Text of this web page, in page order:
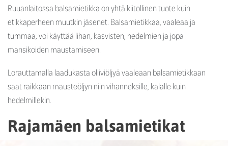
Ruuanlaitossa balsamietikka on yhtä kiitollinen tuote kuin
etikkaperheen muutkin jäsenet. Balsamietikkaa, vaaleaa ja
tummaa, voi käyttää lihan, kasvisten, hedelmien ja jopa
mansikoiden maustamiseen.
Lorauttamalla laadukasta oliiviöljyä vaaleaan balsamietikkaan
saat raikkaan mausteöljyn niin vihanneksille, kalalle kuin
hedelmillekin.
Rajamäen balsamietikat